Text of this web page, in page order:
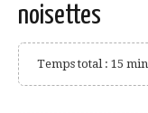
noisettes
Temps total : 15 min